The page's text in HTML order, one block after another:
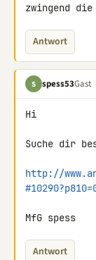
zwingend die
Antwort
S spess53Gast
Hi
Suche dir
http://
MfG spess
Antwort